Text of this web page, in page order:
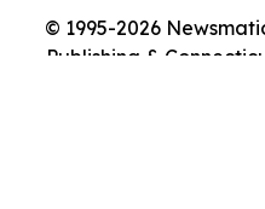
© 1995-2026
Publishing &